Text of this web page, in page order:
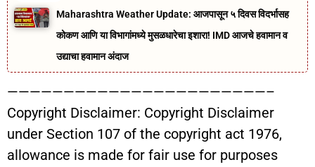
Maharashtra Weather Update: आजपासून ५ दिवस विदर्भासह
कोकण आणि या विभागांमध्ये मुसळधारेचा इशारा! IMD आजचे हवामान व
उद्याचा हवामान अंदाज
———————————————————————–
Copyright Disclaimer: Copyright Disclaimer
under Section 107 of the copyright act 1976,
allowance is made for fair use for purposes